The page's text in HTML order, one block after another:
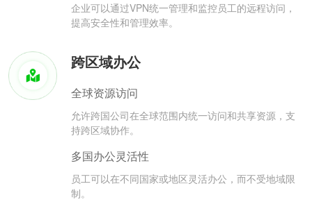
企业可以通过VPN统一管理和监控员工的远程访问，
提高安全性和管理效率。
跨区域办公
全球资源访问
允许跨国公司在全球范围内统一访问和共享资源，支
持跨区域协作。
多国办公灵活性
员工可以在不同国家或地区灵活办公，而不受地域限
制。